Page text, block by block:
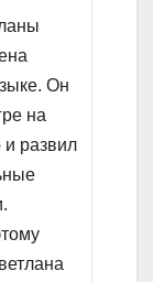
Он
на
развил